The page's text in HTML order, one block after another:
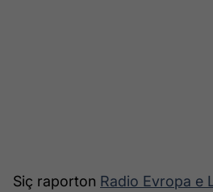
Siç raporton Radio Evropa e